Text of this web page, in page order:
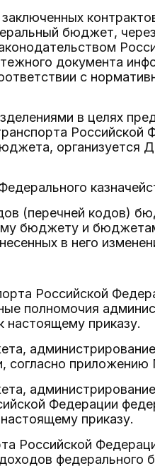
бюджет,
документа
с
в целях
Российской
организуется
(перечней кодов)
бюджету и
в него
Российской
полномочия
настоящему приказу.
приложению
Федерации
приказу.
Российской
федерального